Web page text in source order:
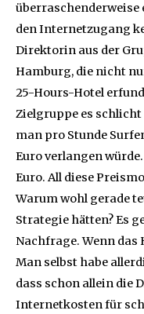
den Internetzugang
Direktorin aus der
Hamburg, die nicht
25-Hours-Hotel
Zielgruppe es
man pro Stunde
Euro verlangen
Euro. All diese
Warum wohl gerade
Strategie hätten? Es
Nachfrage. Wenn das
Man selbst habe
dass schon allein die
Internetkosten für